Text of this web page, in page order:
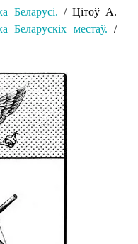
Беларусi. / Цiтоў А.
Беларускіх местаў. /